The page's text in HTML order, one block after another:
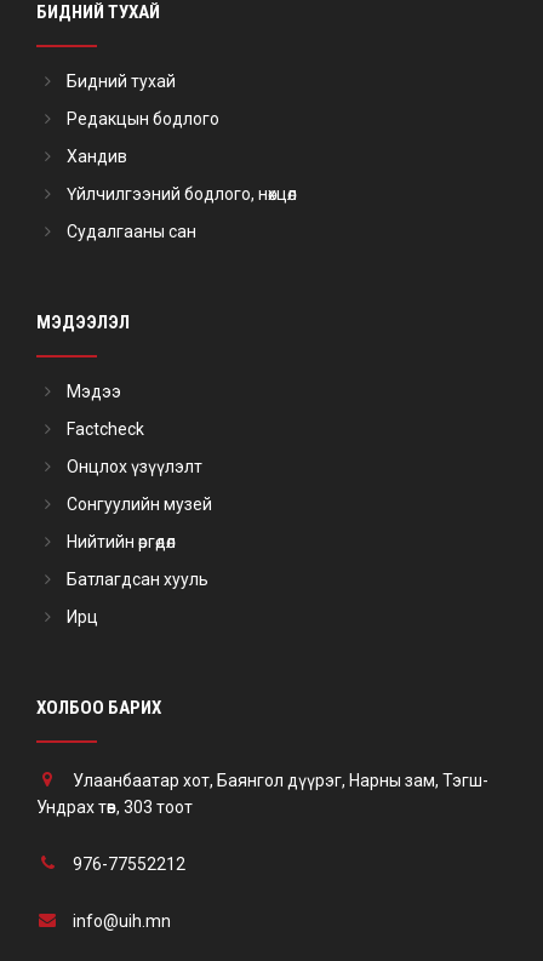
БИДНИЙ ТУХАЙ
Бидний тухай
Редакцын бодлого
Хандив
Үйлчилгээний бодлого, нөхцөл
Судалгааны сан
МЭДЭЭЛЭЛ
Мэдээ
Factcheck
Онцлох үзүүлэлт
Сонгуулийн музей
Нийтийн өргөдөл
Батлагдсан хууль
Ирц
ХОЛБОО БАРИХ
Улаанбаатар хот, Баянгол дүүрэг, Нарны зам, Тэгш-
Ундрах төв, 303 тоот
976-77552212
info@uih.mn